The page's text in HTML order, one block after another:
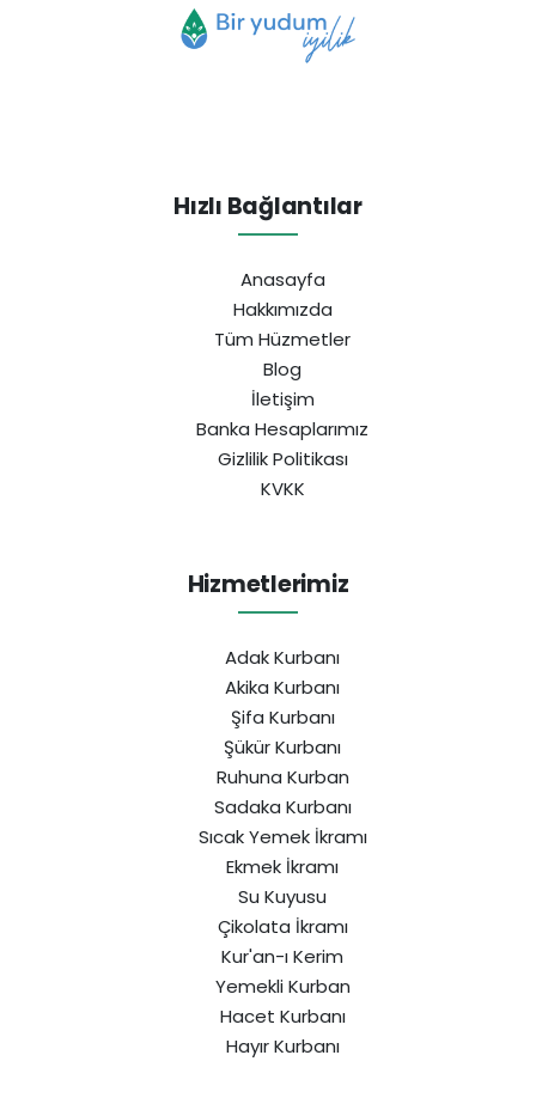
Hızlı Bağlantılar
Anasayfa
Hakkımızda
Tüm Hüzmetler
Blog
İletişim
Banka Hesaplarımız
Gizlilik Politikası
KVKK
Hizmetlerimiz
Adak Kurbanı
Akika Kurbanı
Şifa Kurbanı
Şükür Kurbanı
Ruhuna Kurban
Sadaka Kurbanı
Sıcak Yemek İkramı
Ekmek İkramı
Su Kuyusu
Çikolata İkramı
Kur'an-ı Kerim
Yemekli Kurban
Hacet Kurbanı
Hayır Kurbanı